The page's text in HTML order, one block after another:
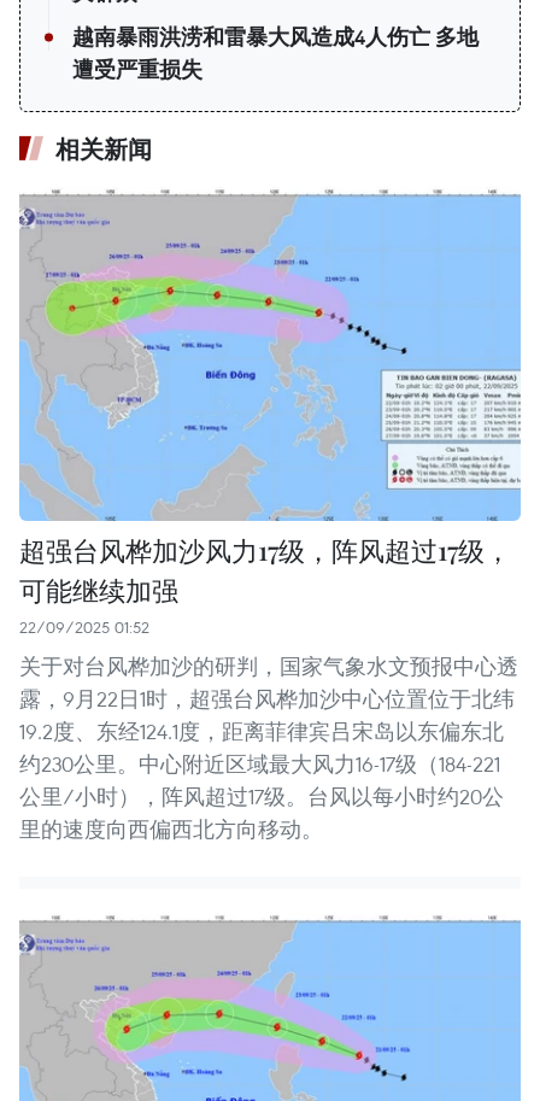
越南暴雨洪涝和雷暴大风造成4人伤亡 多地
遭受严重损失
相关新闻
超强台风桦加沙风力17级，阵风超过17级，
可能继续加强
22/09/2025 01:52
关于对台风桦加沙的研判，国家气象水文预报中心透
露，9月22日1时，超强台风桦加沙中心位置位于北纬
19.2度、东经124.1度，距离菲律宾吕宋岛以东偏东北
约230公里。中心附近区域最大风力16-17级（184-221
公里/小时），阵风超过17级。台风以每小时约20公
里的速度向西偏西北方向移动。